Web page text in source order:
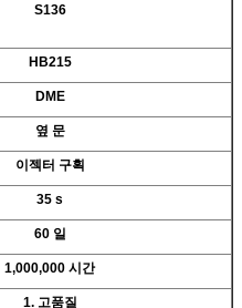
S136
HB215
DME
옆 문
이젝터 구획
35 s
60 일
1,000,000 시간
1. 고품질